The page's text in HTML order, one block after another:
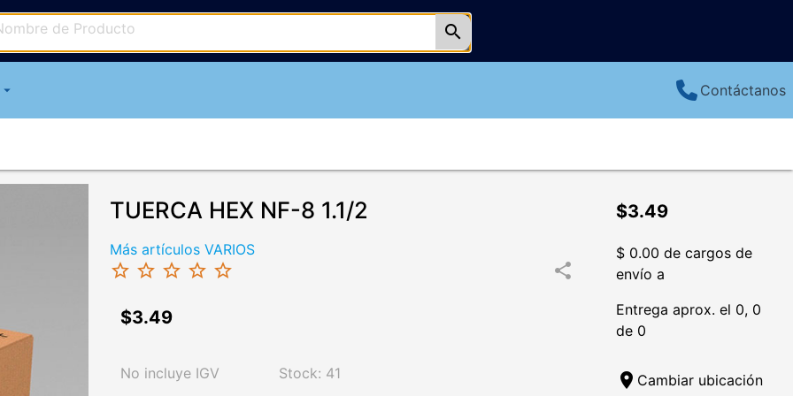
search
arrow_drop_down Contáctanos
TUERCA HEX NF-8 1.1/2
Más artículos VARIOS
star_border star_border star_border star_border star_border share
$3.49
No incluye IGV
Stock: 41
$3.49
$ 0.00 de cargos de
envío a
Entrega aprox. el 0, 0
de 0
location_on Cambiar ubicación